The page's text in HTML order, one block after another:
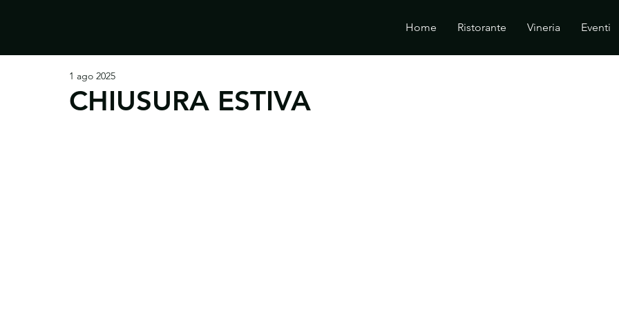
Home Ristorante Vineria Eventi
CHIUSURA ESTIVA
1 ago 2025